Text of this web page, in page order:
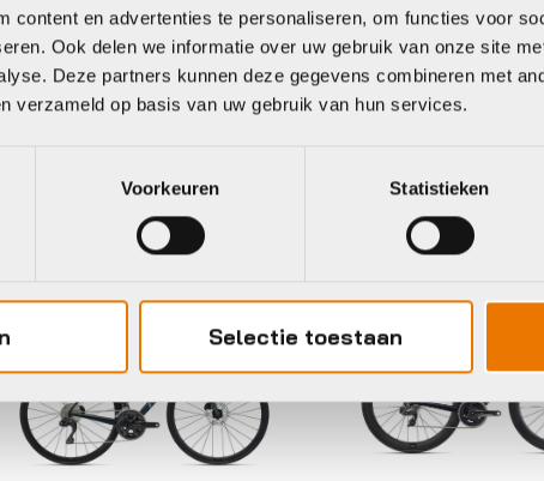
content en advertenties te personaliseren, om functies voor
Ook delen we informatie over uw gebruik van onze site
Deze partners kunnen deze gegevens combineren met
verzameld op basis van uw gebruik van hun services.
Voorkeuren Statistieken
Selectie toestaan
Meer tonen